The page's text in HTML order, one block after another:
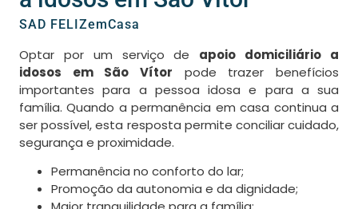
SAD FELIZemCasa
Optar por um serviço de apoio domiciliário a
idosos em São Vítor pode trazer benefícios
importantes para a pessoa idosa e para a sua
família. Quando a permanência em casa continua a
ser possível, esta resposta permite conciliar cuidado,
segurança e proximidade.
Permanência no conforto do lar;
Promoção da autonomia e da dignidade;